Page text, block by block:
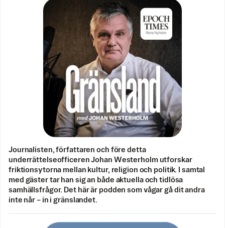
Journalisten, författaren och före detta
underrättelseofficeren Johan Westerholm utforskar
friktionsytorna mellan kultur, religion och politik. I samtal
med gäster tar han sig an både aktuella och tidlösa
samhällsfrågor. Det här är podden som vågar gå dit andra
inte når – in i gränslandet.